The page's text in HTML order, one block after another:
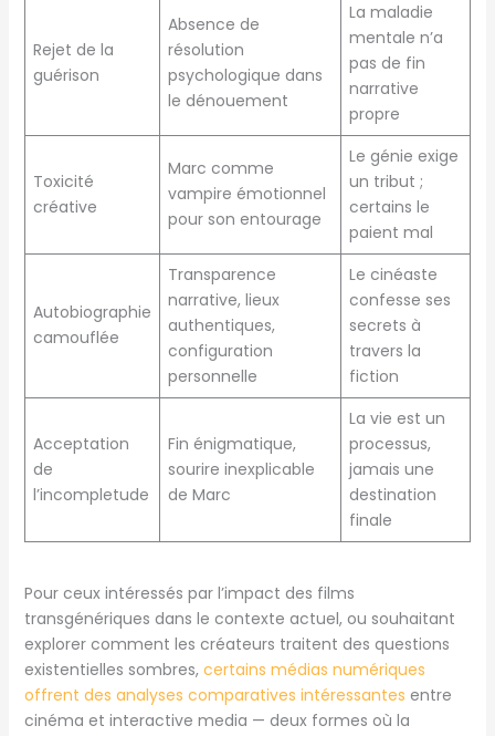
Rejet de la
guérison
Absence de
résolution
psychologique dans
le dénouement
La maladie
mentale n’a
pas de fin
narrative
propre
Toxicité
créative
Marc comme
vampire émotionnel
pour son entourage
Le génie exige
un tribut ;
certains le
paient mal
Autobiographie
camouflée
Transparence
narrative, lieux
authentiques,
configuration
personnelle
Le cinéaste
confesse ses
secrets à
travers la
fiction
Acceptation
de
l’incompletude
Fin énigmatique,
sourire inexplicable
de Marc
La vie est un
processus,
jamais une
destination
finale
Pour ceux intéressés par l’impact des films
transgénériques dans le contexte actuel, ou souhaitant
explorer comment les créateurs traitent des questions
existentielles sombres, certains médias numériques
offrent des analyses comparatives intéressantes entre
cinéma et interactive media — deux formes où la